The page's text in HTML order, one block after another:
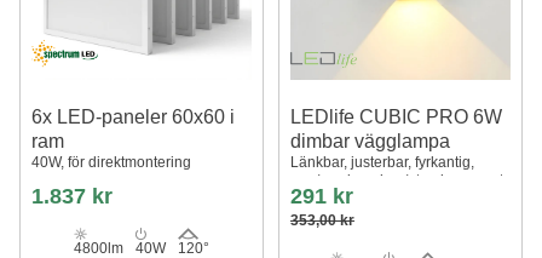
6x LED-paneler 60x60 i
ram
40W, för direktmontering
1.837 kr
4800lm 40W 120°
LEDlife CUBIC PRO 6W
dimbar vägglampa
Länkbar, justerbar, fyrkantig,
upp/ner, inomhus/utomhus, svart,
IP65, inkl. ljuskälla
291 kr
353,00 kr